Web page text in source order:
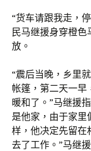
“货车请跟我走，
民马继援身穿橙
放。
“震后当晚，乡里
帐篷，第二天一早
暖和了。”马继援
是他家，由于家里
样，他决定先留在
去了工作。”马继